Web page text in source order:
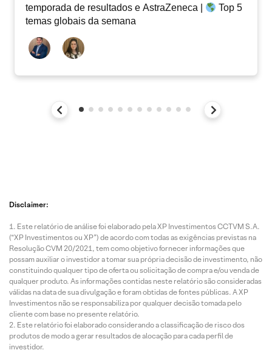
temporada de resultados e AstraZeneca |
Top 5
temas globais da semana
Disclaimer:
Este relatório de análise foi elaborado pela XP Investimentos CCTVM S.A.
(“XP Investimentos ou XP”) de acordo com todas as exigências previstas na
Resolução CVM 20/2021, tem como objetivo fornecer informações que
possam auxiliar o investidor a tomar sua própria decisão de investimento, não
constituindo qualquer tipo de oferta ou solicitação de compra e/ou venda de
qualquer produto. As informações contidas neste relatório são consideradas
válidas na data de sua divulgação e foram obtidas de fontes públicas. A XP
Investimentos não se responsabiliza por qualquer decisão tomada pelo
cliente com base no presente relatório.
Este relatório foi elaborado considerando a classificação de risco dos
produtos de modo a gerar resultados de alocação para cada perfil de
investidor.